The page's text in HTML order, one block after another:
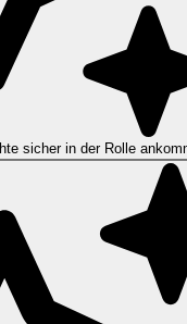
sicher in der Rolle